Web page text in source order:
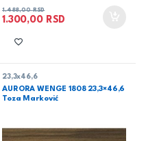
1.300,00 RSD
1.488,00RSD
23,3x46,6
AURORA WENGE 1808 23,3×46,6
Toza Marković